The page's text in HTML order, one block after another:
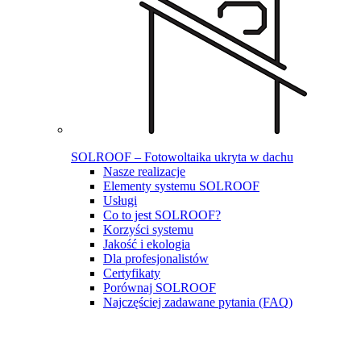
SOLROOF – Fotowoltaika ukryta w dachu
Nasze realizacje
Elementy systemu SOLROOF
Usługi
Co to jest SOLROOF?
Korzyści systemu
Jakość i ekologia
Dla profesjonalistów
Certyfikaty
Porównaj SOLROOF
Najczęściej zadawane pytania (FAQ)